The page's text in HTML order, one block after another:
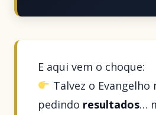
E aqui vem o choque:
Talvez o Evangelho
pedindo resultados…